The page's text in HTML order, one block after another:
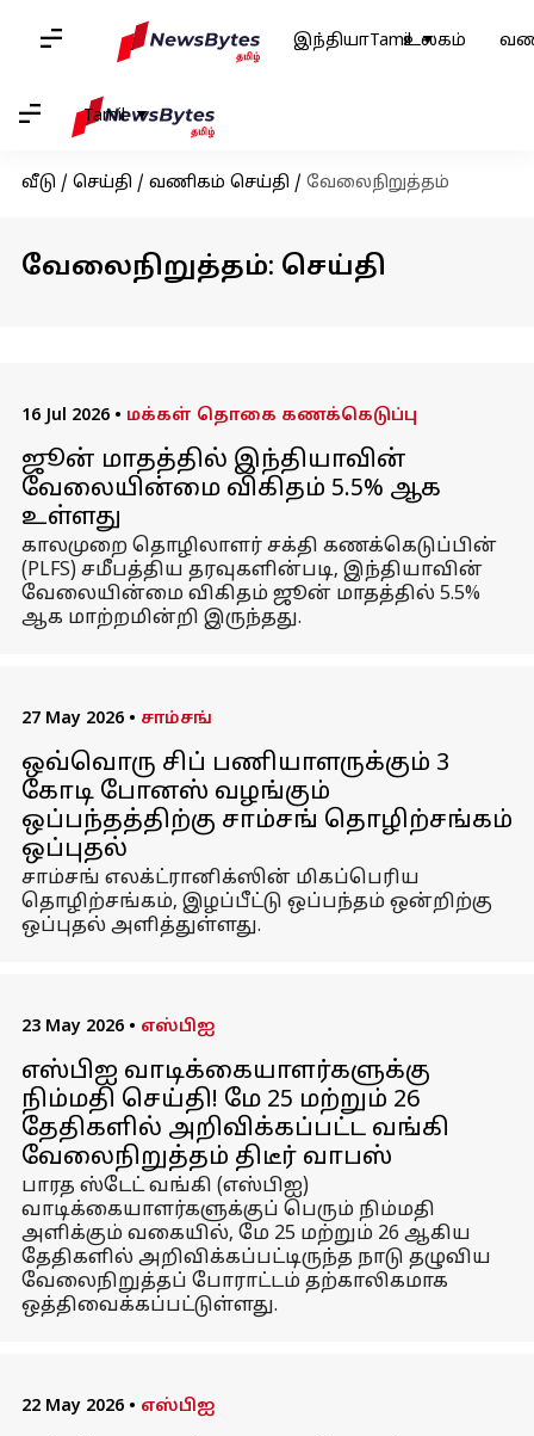
இந்தியா உலகம்
Tamil
Tamil
வீடு / செய்தி / வணிகம் செய்தி / வேலைநிறுத்தம்
வேலைநிறுத்தம்: செய்தி
16 Jul 2026 • மக்கள் தொகை கணக்கெடுப்பு
ஜூன் மாதத்தில் இந்தியாவின்
வேலையின்மை விகிதம் 5.5% ஆக
உள்ளது
காலமுறை தொழிலாளர் சக்தி கணக்கெடுப்பின்
(PLFS) சமீபத்திய தரவுகளின்படி, இந்தியாவின்
வேலையின்மை விகிதம் ஜூன் மாதத்தில் 5.5%
ஆக மாற்றமின்றி இருந்தது.
27 May 2026 • சாம்சங்
ஒவ்வொரு சிப் பணியாளருக்கும் ₹3
கோடி போனஸ் வழங்கும்
ஒப்பந்தத்திற்கு சாம்சங் தொழிற்சங்கம்
ஒப்புதல்
சாம்சங் எலக்ட்ரானிக்ஸின் மிகப்பெரிய
தொழிற்சங்கம், இழப்பீட்டு ஒப்பந்தம் ஒன்றிற்கு
ஒப்புதல் அளித்துள்ளது.
23 May 2026 • எஸ்பிஐ
எஸ்பிஐ வாடிக்கையாளர்களுக்கு
நிம்மதி செய்தி! மே 25 மற்றும் 26
தேதிகளில் அறிவிக்கப்பட்ட வங்கி
வேலைநிறுத்தம் திடீர் வாபஸ்
பாரத ஸ்டேட் வங்கி (எஸ்பிஐ)
வாடிக்கையாளர்களுக்குப் பெரும் நிம்மதி
அளிக்கும் வகையில், மே 25 மற்றும் 26 ஆகிய
தேதிகளில் அறிவிக்கப்பட்டிருந்த நாடு தழுவிய
வேலைநிறுத்தப் போராட்டம் தற்காலிகமாக
ஒத்திவைக்கப்பட்டுள்ளது.
22 May 2026 • எஸ்பிஐ